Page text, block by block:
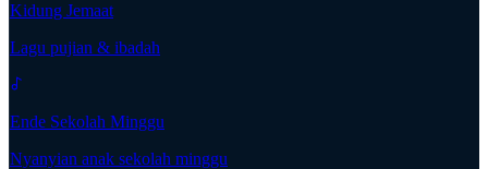
Kidung Jemaat
Lagu pujian & ibadah
Ende Sekolah Minggu
Nyanyian anak sekolah minggu